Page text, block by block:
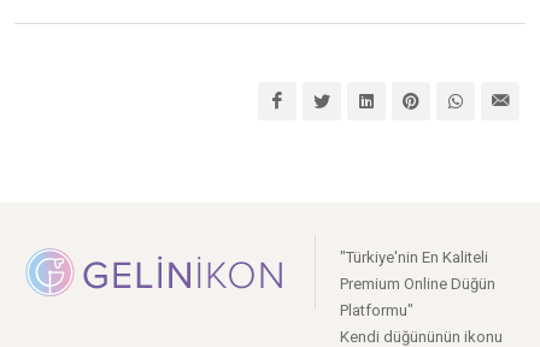
"Türkiye'nin En Kaliteli
Premium Online Düğün
Platformu"
Kendi düğününün ikonu